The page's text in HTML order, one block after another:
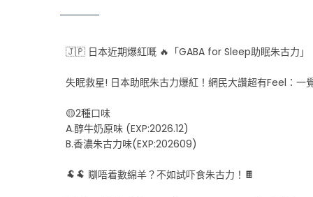
🇯🇵 日本近期爆紅嘅 🔥「GABA for Sleep助眠朱古力」
失眠救星! 日本助眠朱古力爆紅！網民大讚超有Feel：一
🟡2種口味
A.醇牛奶原味 (EXP:2026.12)
B.香濃朱古力味(EXP:202609)
🐏🐏 瞓唔着數綿羊？不如試吓食朱古力！🍫